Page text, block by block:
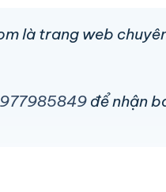
là trang web
để nhận